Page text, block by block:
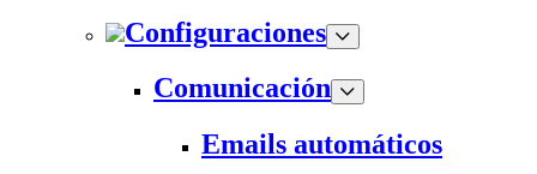
Configuraciones
Comunicación
Emails automáticos